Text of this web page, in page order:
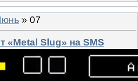
» 07
«Metal Slug» на SMS